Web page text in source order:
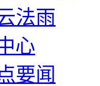
法雨
心
要闻